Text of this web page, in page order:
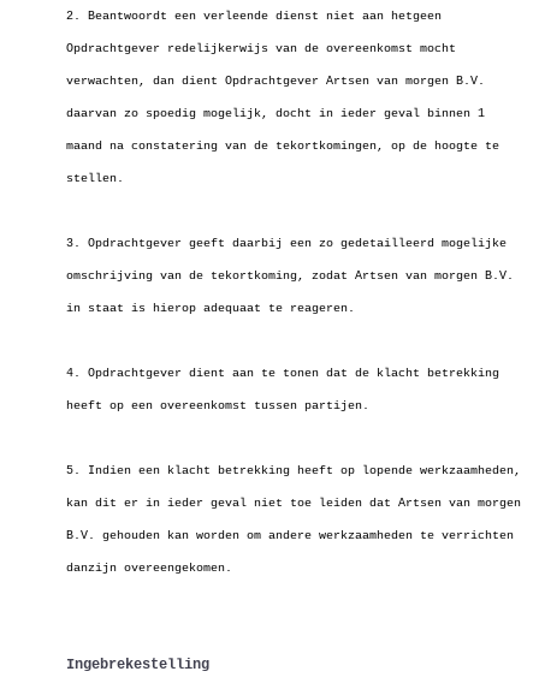
2. Beantwoordt een verleende dienst niet aan hetgeen
Opdrachtgever redelijkerwijs van de overeenkomst mocht
verwachten, dan dient Opdrachtgever Artsen van morgen B.V.
daarvan zo spoedig mogelijk, docht in ieder geval binnen 1
maand na constatering van de tekortkomingen, op de hoogte te
stellen.
3. Opdrachtgever geeft daarbij een zo gedetailleerd mogelijke
omschrijving van de tekortkoming, zodat Artsen van morgen B.V.
in staat is hierop adequaat te reageren.
4. Opdrachtgever dient aan te tonen dat de klacht betrekking
heeft op een overeenkomst tussen partijen.
5. Indien een klacht betrekking heeft op lopende werkzaamheden,
kan dit er in ieder geval niet toe leiden dat Artsen van morgen
B.V. gehouden kan worden om andere werkzaamheden te verrichten
danzijn overeengekomen.
Ingebrekestelling